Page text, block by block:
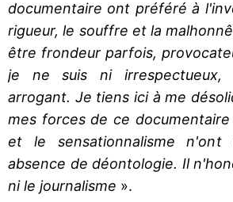
documentaire ont préféré à
rigueur, le souffre et la
être frondeur parfois,
je ne suis ni irrespectueux,
arrogant. Je tiens ici à me
mes forces de ce
et le sensationnalisme n'ont
absence de déontologie. Il
ni le journalisme ».